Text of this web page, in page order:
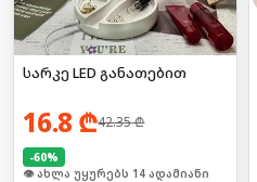
სარკე LED განათებით
16.8 ₾42.35₾
-60%
🛒 ბოლო 24სთ-ში იყიდა 21-მა